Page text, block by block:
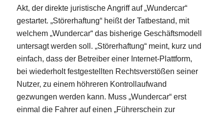
Akt, der direkte juristische Angriff auf „Wundercar“
gestartet. „Störerhaftung“ heißt der Tatbestand, mit
welchem „Wundercar“ das bisherige Geschäftsmodell
untersagt werden soll. „Störerhaftung“ meint, kurz und
einfach, dass der Betreiber einer Internet-Plattform,
bei wiederholt festgestellten Rechtsverstößen seiner
Nutzer, zu einem höhreren Kontrollaufwand
gezwungen werden kann. Muss „Wundercar“ erst
einmal die Fahrer auf einen „Führerschein zur